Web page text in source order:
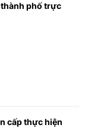
phố trực
cấp thực hiện